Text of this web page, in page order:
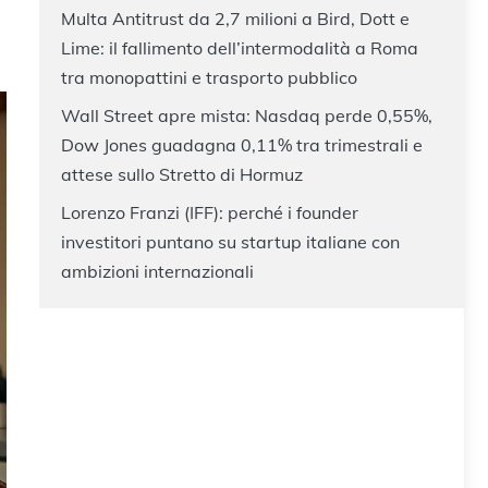
Multa Antitrust da 2,7 milioni a Bird, Dott e
Lime: il fallimento dell’intermodalità a Roma
tra monopattini e trasporto pubblico
Wall Street apre mista: Nasdaq perde 0,55%,
Dow Jones guadagna 0,11% tra trimestrali e
attese sullo Stretto di Hormuz
Lorenzo Franzi (IFF): perché i founder
investitori puntano su startup italiane con
ambizioni internazionali